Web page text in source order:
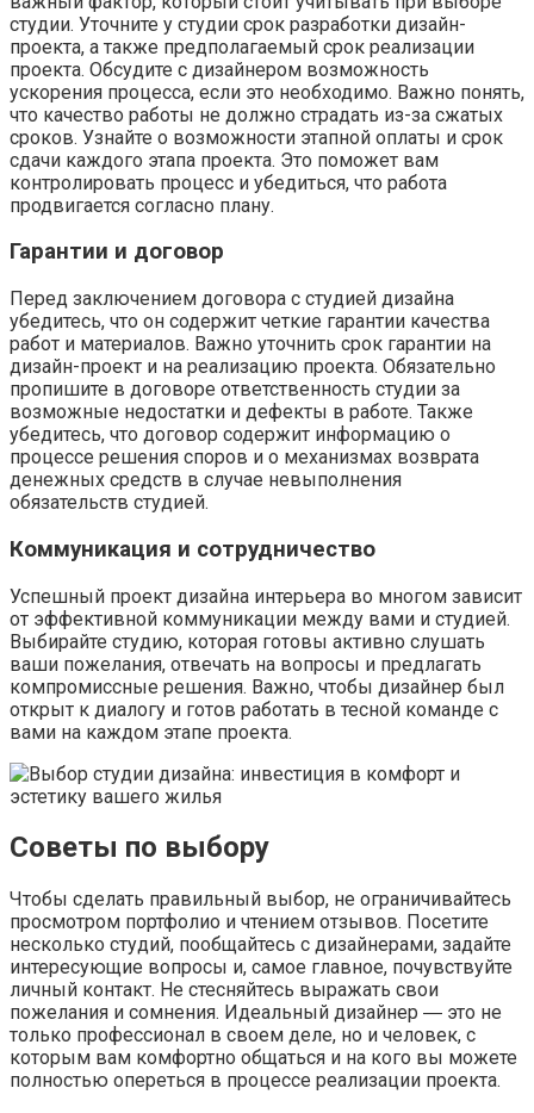
студии. Уточните у студии срок разработки дизайн-
проекта, а также предполагаемый срок реализации
проекта. Обсудите с дизайнером возможность
ускорения процесса, если это необходимо. Важно понять,
что качество работы не должно страдать из-за сжатых
сроков. Узнайте о возможности этапной оплаты и срок
сдачи каждого этапа проекта. Это поможет вам
контролировать процесс и убедиться, что работа
продвигается согласно плану.
Гарантии и договор
Перед заключением договора с студией дизайна
убедитесь, что он содержит четкие гарантии качества
работ и материалов. Важно уточнить срок гарантии на
дизайн-проект и на реализацию проекта. Обязательно
пропишите в договоре ответственность студии за
возможные недостатки и дефекты в работе. Также
убедитесь, что договор содержит информацию о
процессе решения споров и о механизмах возврата
денежных средств в случае невыполнения
обязательств студией.
Коммуникация и сотрудничество
Успешный проект дизайна интерьера во многом зависит
от эффективной коммуникации между вами и студией.
Выбирайте студию, которая готовы активно слушать
ваши пожелания, отвечать на вопросы и предлагать
компромиссные решения. Важно, чтобы дизайнер был
открыт к диалогу и готов работать в тесной команде с
вами на каждом этапе проекта.
Советы по выбору
Чтобы сделать правильный выбор, не ограничивайтесь
просмотром портфолио и чтением отзывов. Посетите
несколько студий, пообщайтесь с дизайнерами, задайте
интересующие вопросы и, самое главное, почувствуйте
личный контакт. Не стесняйтесь выражать свои
пожелания и сомнения. Идеальный дизайнер ― это не
только профессионал в своем деле, но и человек, с
которым вам комфортно общаться и на кого вы можете
полностью опереться в процессе реализации проекта.